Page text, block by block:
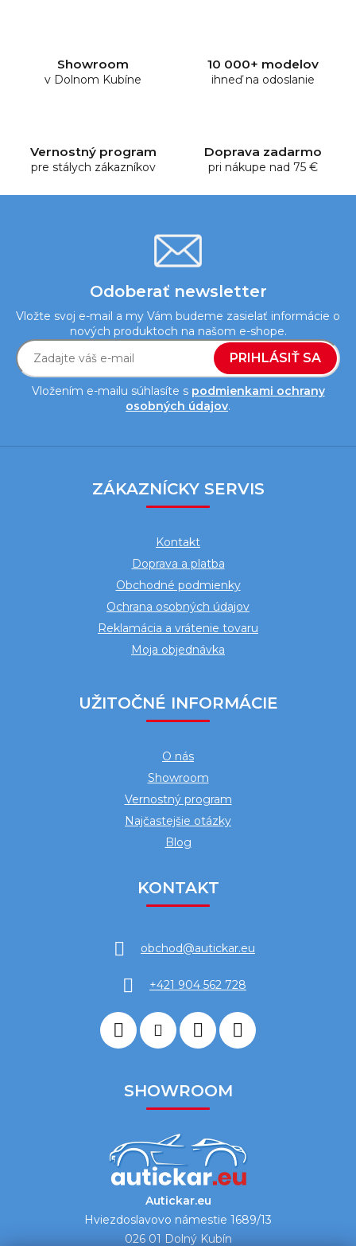
s
u
Showroom
v Dolnom Kubíne
10 000+ modelov
ihneď na odoslanie
Vernostný program
pre stálych zákazníkov
Doprava zadarmo
pri nákupe nad 75 €
Odoberať newsletter
Vložte svoj e-mail a my Vám budeme zasielať informácie o
nových produktoch na našom e-shope.
Vložením e-mailu súhlasíte s podmienkami ochrany
osobných údajov.
PRIHLÁSIŤ SA
ZÁKAZNÍCKY SERVIS
Kontakt
Doprava a platba
Obchodné podmienky
Ochrana osobných údajov
Reklamácia a vrátenie tovaru
Moja objednávka
UŽITOČNÉ INFORMÁCIE
O nás
Showroom
Vernostný program
Najčastejšie otázky
Blog
KONTAKT
obchod@autickar.eu
+421 904 562 728
SHOWROOM
Autickar.eu
Hviezdoslavovo námestie 1689/13
026 01 Dolný Kubín